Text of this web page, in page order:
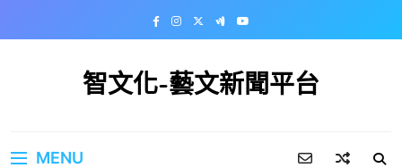
智文化-藝文新聞平台
MENU